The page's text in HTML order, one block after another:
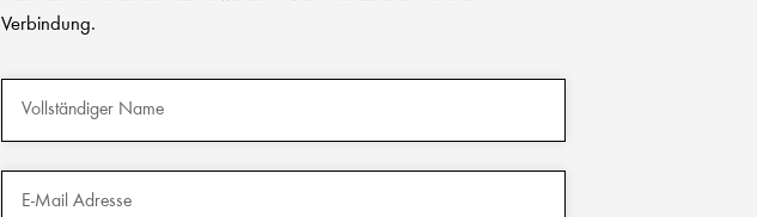
Verbindung.